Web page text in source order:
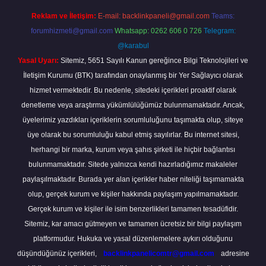
Reklam ve İletişim: E-mail: backlinkpaneli@gmail.com Teams:
forumhizmeti@gmail.com Whatsapp: 0262 606 0 726 Telegram:
@karabul
Yasal Uyarı: Sitemiz, 5651 Sayılı Kanun gereğince Bilgi Teknolojileri ve
İletişim Kurumu (BTK) tarafından onaylanmış bir Yer Sağlayıcı olarak
hizmet vermektedir. Bu nedenle, sitedeki içerikleri proaktif olarak
denetleme veya araştırma yükümlülüğümüz bulunmamaktadır. Ancak,
üyelerimiz yazdıkları içeriklerin sorumluluğunu taşımakta olup, siteye
üye olarak bu sorumluluğu kabul etmiş sayılırlar. Bu internet sitesi,
herhangi bir marka, kurum veya şahıs şirketi ile hiçbir bağlantısı
bulunmamaktadır. Sitede yalnızca kendi hazırladığımız makaleler
paylaşılmaktadır. Burada yer alan içerikler haber niteliği taşımamakta
olup, gerçek kurum ve kişiler hakkında paylaşım yapılmamaktadır.
Gerçek kurum ve kişiler ile isim benzerlikleri tamamen tesadüfidir.
Sitemiz, kar amacı gütmeyen ve tamamen ücretsiz bir bilgi paylaşım
platformudur. Hukuka ve yasal düzenlemelere aykırı olduğunu
düşündüğünüz içerikleri,
backlinkpanelicomtr@gmail.com
adresine